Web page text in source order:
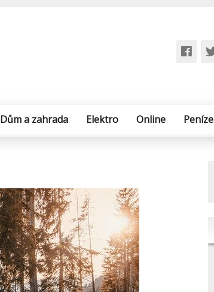
Dům a zahrada Elektro Online Peníze